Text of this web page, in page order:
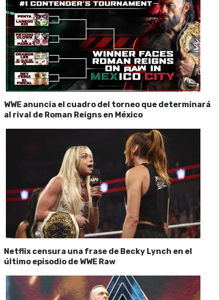
WWE anuncia el cuadro del torneo que determinará
al rival de Roman Reigns en México
Netflix censura una frase de Becky Lynch en el
último episodio de WWE Raw